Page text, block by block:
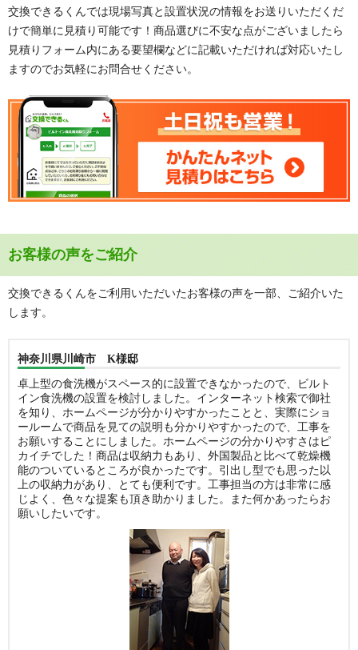
交換できるくんでは現場写真と設置状況の情報をお送りいただくだ
けで簡単に見積り可能です！商品選びに不安な点がございましたら
見積りフォーム内にある要望欄などに記載いただければ対応いたし
ますのでお気軽にお問合せください。
お客様の声をご紹介
交換できるくんをご利用いただいたお客様の声を一部、ご紹介いた
します。
神奈川県川崎市 K様邸
卓上型の食洗機がスペース的に設置できなかったので、ビルト
イン食洗機の設置を検討しました。インターネット検索で御社
を知り、ホームページが分かりやすかったことと、実際にショ
ールームで商品を見ての説明も分かりやすかったので、工事を
お願いすることにしました。ホームページの分かりやすさはピ
カイチでした！商品は収納力もあり、外国製品と比べて乾燥機
能のついているところが良かったです。引出し型でも思った以
上の収納力があり、とても便利です。工事担当の方は非常に感
じよく、色々な提案も頂き助かりました。また何かあったらお
願いしたいです。